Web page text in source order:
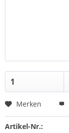
Merken
Artikel-Nr.: